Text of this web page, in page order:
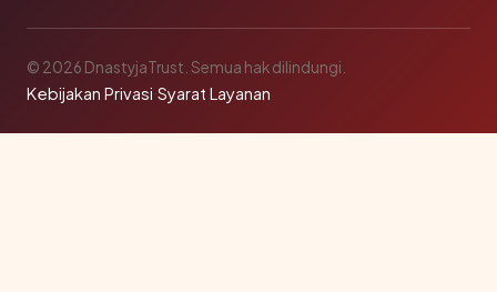
© 2026 DnastyjaTrust. Semua hak dilindungi.
Kebijakan Privasi·Syarat Layanan